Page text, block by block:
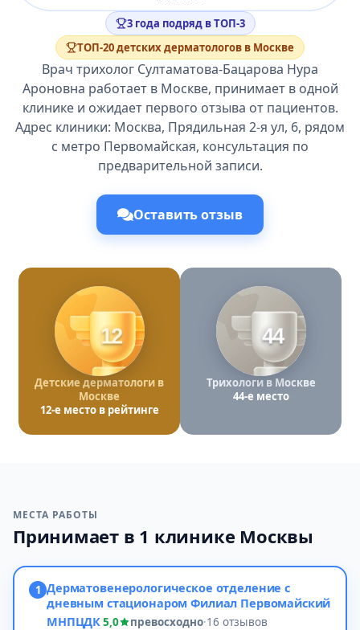
3 года подряд в ТОП-3
ТОП-20 детских дерматологов в Москве
Врач трихолог Султаматова-Бацарова Нура
Ароновна работает в Москве, принимает в одной
клинике и ожидает первого отзыва от пациентов.
Адрес клиники: Москва, Прядильная 2-я ул, 6, рядом
с метро Первомайская, консультация по
предварительной записи.
Оставить отзыв
12
Детские дерматологи в
Москве
12-е место в рейтинге
44
Трихологи в Москве
44-е место
МЕСТА РАБОТЫ
Принимает в 1 клинике Москвы
1 Дерматовенерологическое отделение с
дневным стационаром Филиал Первомайский
МНПЦДК5,0 превосходно·16 отзывов